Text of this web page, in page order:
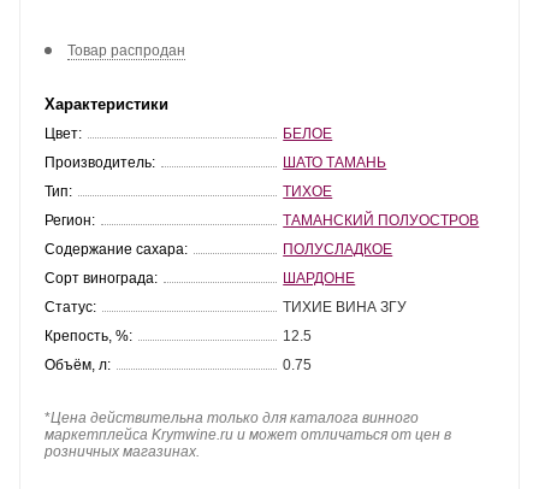
Товар распродан
Характеристики
Цвет:
БЕЛОЕ
Производитель:
ШАТО ТАМАНЬ
Тип:
ТИХОЕ
Регион:
ТАМАНСКИЙ ПОЛУОСТРОВ
Содержание сахара:
ПОЛУСЛАДКОЕ
Сорт винограда:
ШАРДОНЕ
Статус:
ТИХИЕ ВИНА ЗГУ
Крепость, %:
12.5
Объём, л:
0.75
*Цена действительна только для каталога винного
маркетплейса Krymwine.ru и может отличаться от цен в
розничных магазинах.